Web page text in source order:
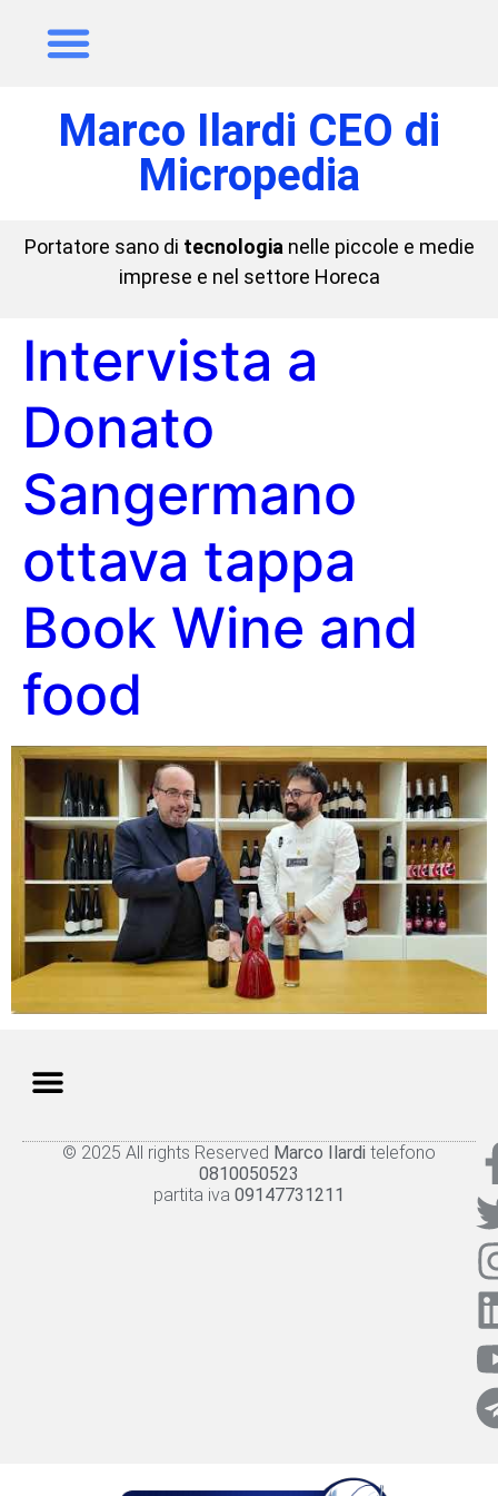
Marco Ilardi CEO di
Micropedia
Portatore sano di tecnologia nelle piccole e medie
imprese e nel settore Horeca
Intervista a
Donato
Sangermano
ottava tappa
Book Wine and
food
© 2025 All rights Reserved Marco Ilardi telefono
0810050523
partita iva 09147731211